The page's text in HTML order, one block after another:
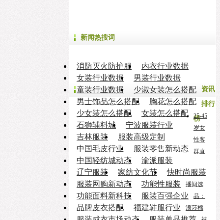
新闻热搜词
消防灭火防护服
内衣行业数据
女装行业数据
男装行业数据
童装行业数据
少淑女装怎么搭配
男士饰品怎么搭配
胸花怎么搭配
少女装怎么搭配
女装怎么搭配
石狮辅料城
宁波服装行业
吉林服装
服装高级定制
中国毛皮行业
服装零售新动态
中国轻纺城动态
渝派服装
辽宁服装
家纺文化节
快时尚服装
服装网购新动态
功能性服装
功能面料新科技
服装百强企业
品牌皮衣搭配
福建鞋服行业
资讯
排行
榜
25-45
岁女
性客
群直
播间选
品：
浪莎棉